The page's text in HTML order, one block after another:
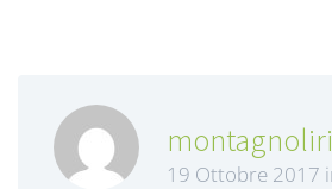
19 Ottobre 2017